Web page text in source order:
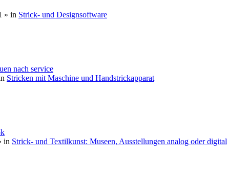
» in Strick- und Designsoftware
nach service
Stricken mit Maschine und Handstrickapparat
in Strick- und Textilkunst: Museen, Ausstellungen analog oder digital